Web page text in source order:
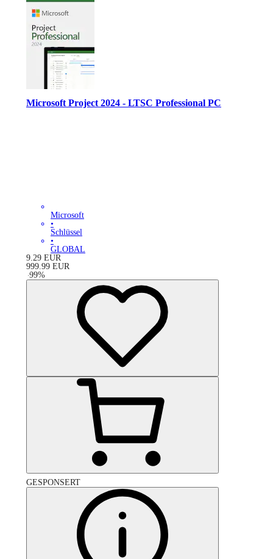
Microsoft Project 2024 - LTSC Professional PC
Microsoft
•
Schlüssel
•
GLOBAL
9.29 EUR
999.99 EUR
-99%
GESPONSERT